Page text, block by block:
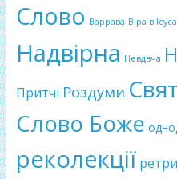
Слово Варрава Віра в Ісуса
Надвірна Невдвча
Притчі Роздуми
Слово Боже
реколекції